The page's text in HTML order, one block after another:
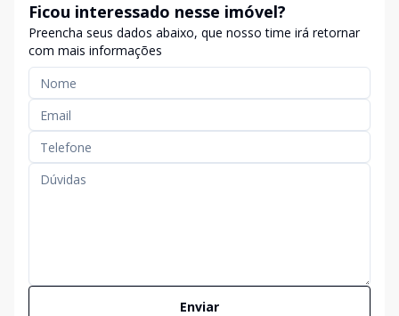
Ficou interessado nesse imóvel?
Preencha seus dados abaixo, que nosso time irá retornar
com mais informações
Enviar